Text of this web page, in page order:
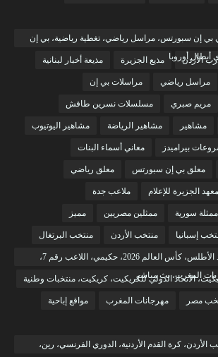
إن سبورتس، مراسل رياضي، تغطية رياضية، بي إن
أوروباالأردن مذيع الجزيرة مذيعة أخبار لبنانية
مراسل رياضي مراسلات بي إن
مريم صبري مسلسلات نسرين طافش
مشاهير مشاهير الرياضة مشاهير اليوتيوب
بيراميدز معاني أسماء البنات
معلق بي إن سبورتس معلق رياضي
معهد الجزيرة للإعلام ملاعب جدة
ممثلة سورية ممثلين مصريين مميز
إسبانيا منتخب الأردن منتخب البرتغال
منتخب المغرب، أسود الأطلس، كأس العالم 2026، حكيمي، اللاعب رقم 7،
المغرب، بث مباشر
الاتحاد الدولي للكريكيت، كريكيت، منتخبات وطنية
مصر مهرجانات المغرب مواقع إباحية
كرة القدم الأردنية، الدوري الفرنسي، رين،